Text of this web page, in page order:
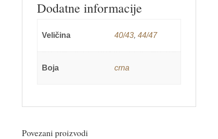
Dodatne informacije
Veličina 40/43,44/47
Boja crna
Povezani proizvodi